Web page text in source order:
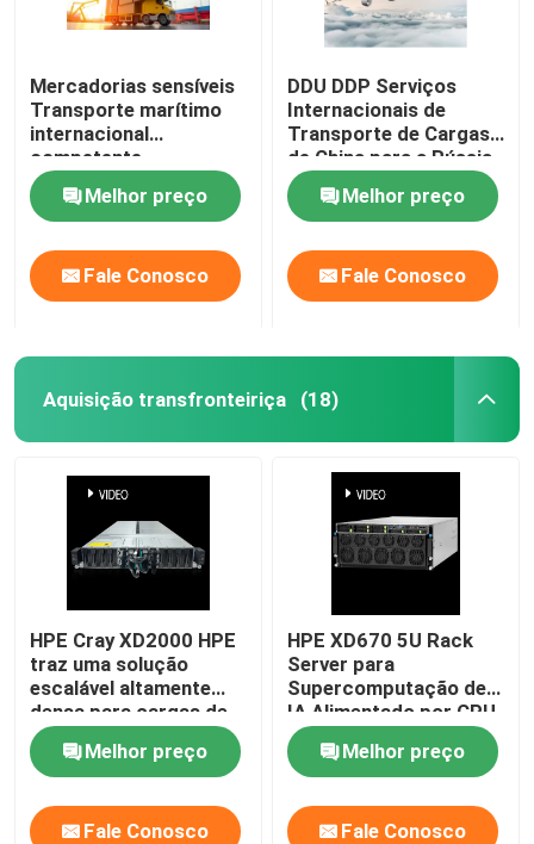
Mercadorias sensíveis
Transporte marítimo
internacional
competente
Transporte de
mercadorias China
para a Alemanha
Melhor preço
Fale Conosco
DDU DDP Serviços
Internacionais de
Transporte de Cargas
de China para a Rússia
Melhor preço
Fale Conosco
Aquisição transfronteiriça (18)
HPE Cray XD2000 HPE
traz uma solução
escalável altamente
densa para cargas de
trabalho de inferência
de HPC e IAMelhor preço
Fale Conosco
HPE XD670 5U Rack
Server para
Supercomputação de
IA Alimentado por CPU
Intel Xeon e GPU Nvidia
HopperMelhor preço
Fale Conosco